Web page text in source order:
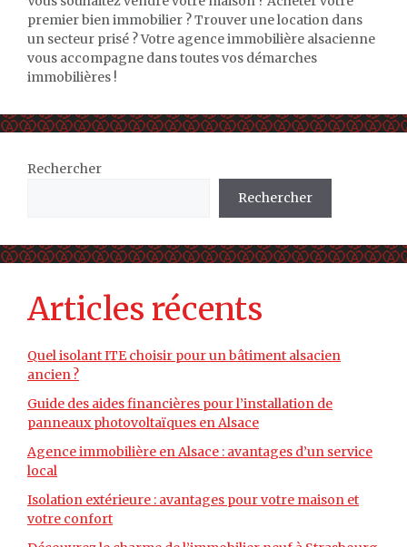
premier bien immobilier ? Trouver une location dans
un secteur prisé ? Votre agence immobilière alsacienne
vous accompagne dans toutes vos démarches
immobilières !
Rechercher
Rechercher
Articles récents
Quel isolant ITE choisir pour un bâtiment alsacien
ancien ?
Guide des aides financières pour l’installation de
panneaux photovoltaïques en Alsace
Agence immobilière en Alsace : avantages d’un service
local
Isolation extérieure : avantages pour votre maison et
votre confort